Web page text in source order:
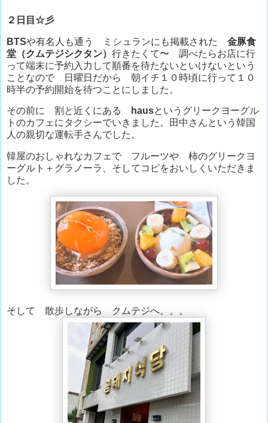
２日目☆彡
BTSや有名人も通う ミシュランにも掲載された 金豚食
堂（クムテジシクタン） 行きたくて〜 調べたらお店に行
って端末に予約入力して順番を待たないといけないという
ことなので 日曜日だから 朝イチ１０時頃に行って１０
時半の予約開始を待つことにしました。
その前に 割と近くにある hausというグリークヨーグル
トのカフェにタクシーでいきました。田中さんという韓国
人の親切な運転手さんでした。
韓屋のおしゃれなカフェで フルーツや 柿のグリークヨ
ーグルト＋グラノーラ、そしてコピをおいしくいただきま
した。
そして 散歩しながら クムテジへ。。。